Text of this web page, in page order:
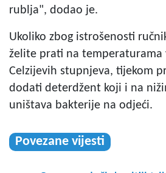
rublja", dodao je.
Ukoliko zbog istrošenosti
želite prati na temperaturama
Celzijevih stupnjeva, tijekom
dodati deterdžent koji i na
uništava bakterije na odjeći.
Povezane vijesti